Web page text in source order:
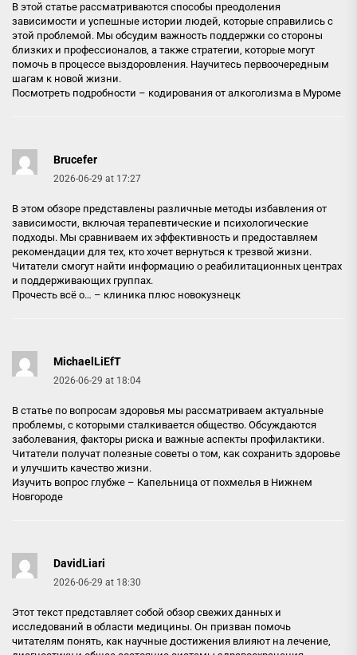
В этой статье рассматриваются способы преодоления
зависимости и успешные истории людей, которые справились с
этой проблемой. Мы обсудим важность поддержки со стороны
близких и профессионалов, а также стратегии, которые могут
помочь в процессе выздоровления. Научитесь первоочередным
шагам к новой жизни.
Посмотреть подробности – кодирования от алкоголизма в Муроме
Brucefer
2026-06-29 at 17:27
В этом обзоре представлены различные методы избавления от
зависимости, включая терапевтические и психологические
подходы. Мы сравниваем их эффективность и предоставляем
рекомендации для тех, кто хочет вернуться к трезвой жизни.
Читатели смогут найти информацию о реабилитационных центрах
и поддерживающих группах.
Прочесть всё о… – клиника плюс новокузнецк
MichaelLiEfT
2026-06-29 at 18:04
В статье по вопросам здоровья мы рассматриваем актуальные
проблемы, с которыми сталкивается общество. Обсуждаются
заболевания, факторы риска и важные аспекты профилактики.
Читатели получат полезные советы о том, как сохранить здоровье
и улучшить качество жизни.
Изучить вопрос глубже – Капельница от похмелья в Нижнем
Новгороде
DavidLiari
2026-06-29 at 18:30
Этот текст представляет собой обзор свежих данных и
исследований в области медицины. Он призван помочь
читателям понять, как научные достижения влияют на лечение,